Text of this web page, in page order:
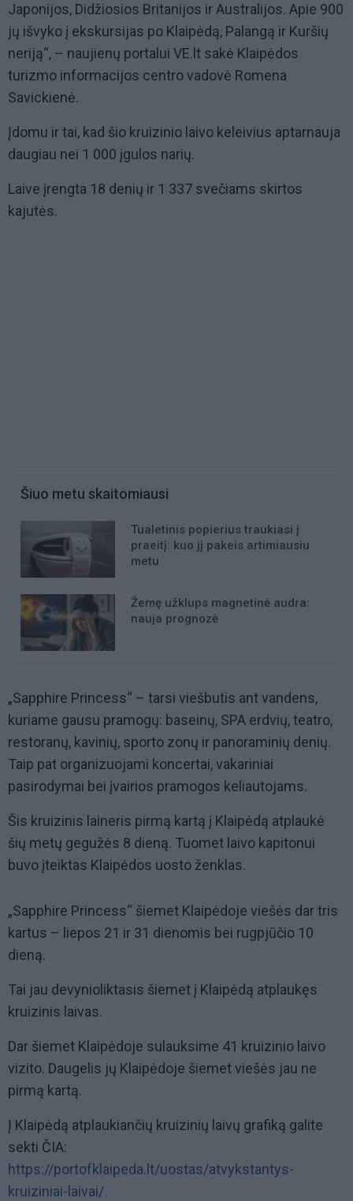
Japonijos, Didžiosios Britanijos ir Australijos. Apie 900
jų išvyko į ekskursijas po Klaipėdą, Palangą ir Kuršių
neriją“, – naujienų portalui VE.lt sakė Klaipėdos
turizmo informacijos centro vadovė Romena
Savickienė.
Įdomu ir tai, kad šio kruizinio laivo keleivius aptarnauja
daugiau nei 1 000 įgulos narių.
Laive įrengta 18 denių ir 1 337 svečiams skirtos
kajutės.
Šiuo metu skaitomiausi
Tualetinis popierius traukiasi į
praeitį: kuo jį pakeis artimiausiu
metu
Žemę užklups magnetinė audra:
nauja prognozė
„Sapphire Princess“ – tarsi viešbutis ant vandens,
kuriame gausu pramogų: baseinų, SPA erdvių, teatro,
restoranų, kavinių, sporto zonų ir panoraminių denių.
Taip pat organizuojami koncertai, vakariniai
pasirodymai bei įvairios pramogos keliautojams.
Šis kruizinis laineris pirmą kartą į Klaipėdą atplaukė
šių metų gegužės 8 dieną. Tuomet laivo kapitonui
buvo įteiktas Klaipėdos uosto ženklas.
„Sapphire Princess“ šiemet Klaipėdoje viešės dar tris
kartus – liepos 21 ir 31 dienomis bei rugpjūčio 10
dieną.
Tai jau devynioliktasis šiemet į Klaipėdą atplaukęs
kruizinis laivas.
Dar šiemet Klaipėdoje sulauksime 41 kruizinio laivo
vizito. Daugelis jų Klaipėdoje šiemet viešės jau ne
pirmą kartą.
Į Klaipėdą atplaukiančių kruizinių laivų grafiką galite
sekti ČIA:
https://portofklaipeda.lt/uostas/atvykstantys-
kruiziniai-laivai/